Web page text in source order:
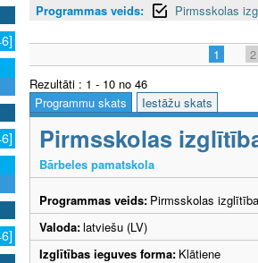
Programmas veids:
Pirmsskolas
1 2
Rezultāti : 1 - 10 no 46
Programmu skats
Iestāžu skats
Pirmsskolas
Bārbeles pamatskola
Programmas veids: Pirmsskolas
Valoda:latviešu (LV)
Izglītības ieguves forma: Klātiene